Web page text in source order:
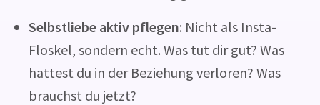
Selbstliebe aktiv pflegen: Nicht als Insta-
Floskel, sondern echt. Was tut dir gut? Was
hattest du in der Beziehung verloren? Was
brauchst du jetzt?